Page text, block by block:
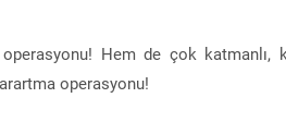
Hem de çok katmanlı,
operasyonu!